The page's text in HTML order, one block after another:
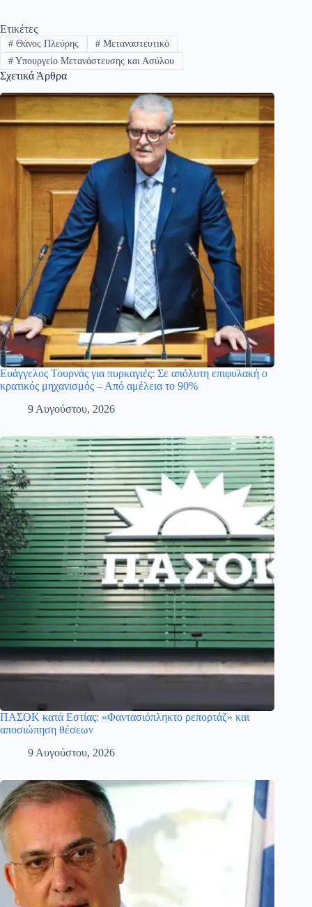
Ετικέτες
#Θάνος Πλεύρης #Μεταναστευτικό
#Υπουργείο Μετανάστευσης και Ασύλου
Σχετικά Άρθρα
Ευάγγελος Τουρνάς για πυρκαγιές: Σε απόλυτη επιφυλακή ο
κρατικός μηχανισμός – Από αμέλεια το 90%
9 Αυγούστου, 2026
ΠΑΣΟΚ κατά Εστίας: «Φαντασιόπληκτο ρεπορτάζ» και
αποσιώπηση θέσεων
9 Αυγούστου, 2026